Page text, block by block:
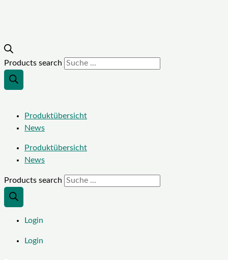
Products search
Produktübersicht
News
Produktübersicht
News
Products search
Login
Login